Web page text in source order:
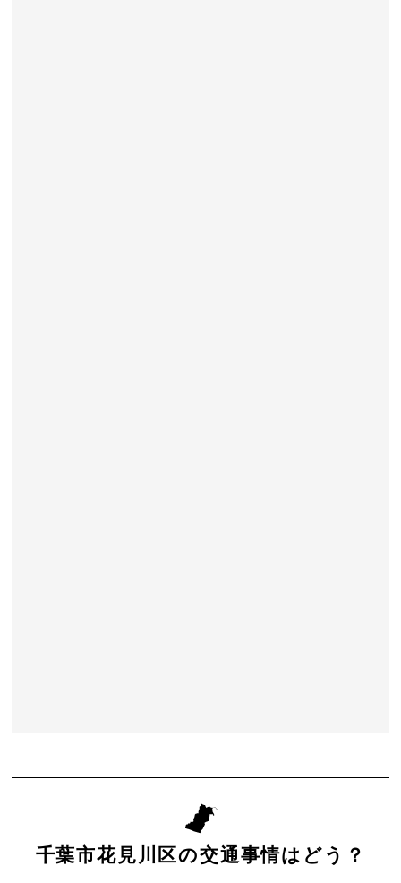
千葉市花見川区の交通事情はどう？